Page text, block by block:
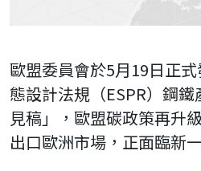
歐盟委員會於5月19日正
態設計法規（ESPR）鋼
見稿」，歐盟碳政策再升
出口歐洲市場，正面臨新